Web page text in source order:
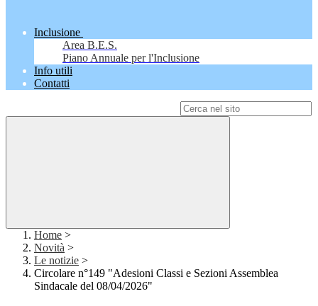
Inclusione
Area B.E.S.
Piano Annuale per l'Inclusione
Info utili
Contatti
Home >
Novità >
Le notizie >
Circolare n°149 "Adesioni Classi e Sezioni Assemblea
Sindacale del 08/04/2026"